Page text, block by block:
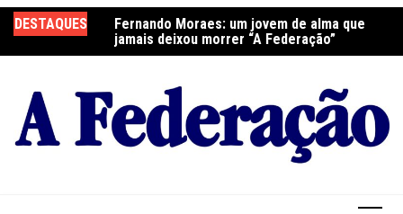
para
o
DESTAQUES
Fernando Moraes: um jovem de alma que
jamais deixou morrer “A Federação”
Curso Oração e Vida na Paróquia São José